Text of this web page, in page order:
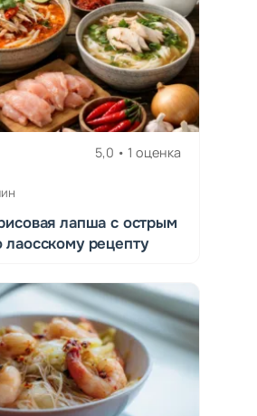
5,0 • 1 оценка
лапша с острым
лаосскому рецепту